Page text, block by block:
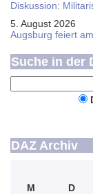
Diskussion:
5. August 2026
Augsburg feiert
Suche in der
DAZ Archiv
M
D